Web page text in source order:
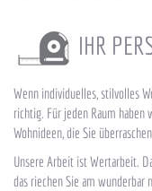
IHR
Wenn individuelles, stilvolles
richtig. Für jeden Raum haben
Wohnideen, die Sie
Unsere Arbeit ist Wertarbeit.
das riechen Sie am wunderbar